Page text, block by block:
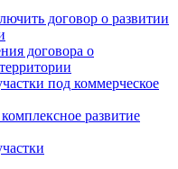
договор о развитии
договора о
под коммерческое
развитие